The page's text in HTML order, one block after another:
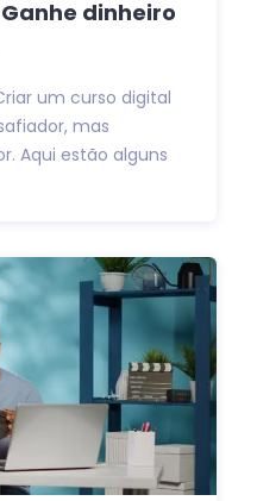
dinheiro
um curso digital
mas
Aqui estão alguns